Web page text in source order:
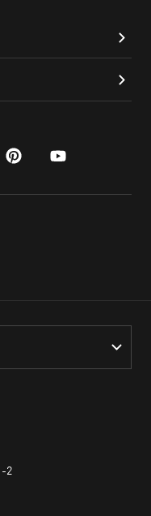
pinterest
youtube
2